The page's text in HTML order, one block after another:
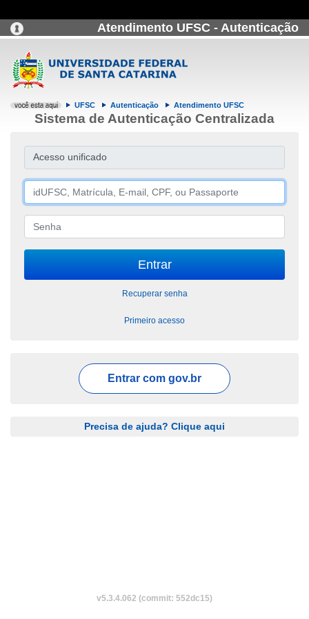
Atendimento UFSC - Autenticação
UFSC Autenticação Atendimento UFSC
Sistema de Autenticação Centralizada
Acesso unificado
Recuperar senha
Primeiro acesso
Entrar com gov.br
Precisa de ajuda? Clique aqui
v5.3.4.062 (commit: 552dc15)